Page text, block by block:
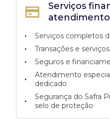
Serviços
•
Serviços completos
• Transações e
• Seguros e
•
Atendimento
dedicado
•
Segurança do Safra
selo de proteção